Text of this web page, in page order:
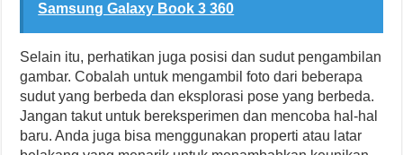
Samsung Galaxy Book 3 360
Selain itu, perhatikan juga posisi dan sudut pengambilan
gambar. Cobalah untuk mengambil foto dari beberapa
sudut yang berbeda dan eksplorasi pose yang berbeda.
Jangan takut untuk bereksperimen dan mencoba hal-hal
baru. Anda juga bisa menggunakan properti atau latar